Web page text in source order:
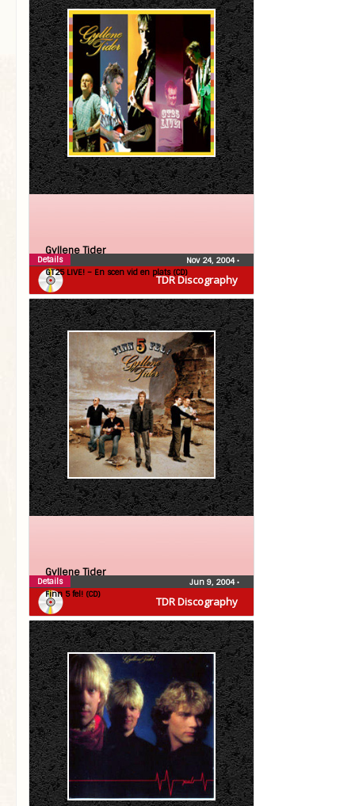
TDR Discography
Gyllene Tider
GT25 LIVE! – En scen vid en plats (CD)
Nov 24, 2004•
Details
TDR Discography
Gyllene Tider
Finn 5 fel! (CD)
Jun 9, 2004•
Details